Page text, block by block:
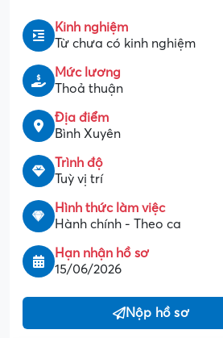
Kinh nghiệm
Từ chưa có kinh nghiệm
Mức lương
Thoả thuận
Địa điểm
Bình Xuyên
Trình độ
Tuỳ vị trí
Hình thức làm việc
Hành chính - Theo ca
Hạn nhận hồ sơ
15/06/2026
Nộp hồ sơ